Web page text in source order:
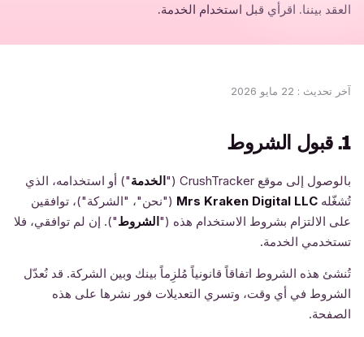
العقد بيننا. اقرأي قبل استخدام الخدمة.
آخر تحديث : 22 مايو 2026
1. قبول الشروط
بالوصول إلى موقع CrushTracker (" الخدمة") أو استخدامه، الذي
تُشغّله Mrs Kraken Digital LLC ("نحن"، "الشركة")، توافقين
على الالتزام بشروط الاستخدام هذه ("الشروط"). إن لم توافقي، فلا
تستخدمي الخدمة.
تُنشئ هذه الشروط اتفاقاً قانونياً مُلزِماً بينك وبين الشركة. قد نُعدّل
الشروط في أي وقت، وتسري التعديلات فور نشرها على هذه
الصفحة.